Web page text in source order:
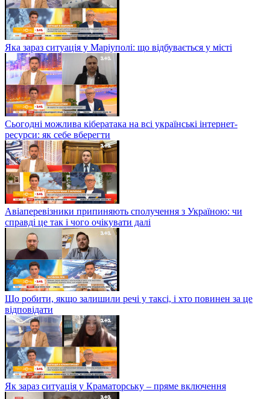
Яка зараз ситуація у Маріуполі: що відбувається у місті
Сьогодні можлива кібератака на всі українські інтернет-
ресурси: як себе вберегти
Авіаперевізники припиняють сполучення з Україною: чи
справді це так і чого очікувати далі
Що робити, якщо залишили речі у таксі, і хто повинен за це
відповідати
Як зараз ситуація у Краматорську – пряме включення